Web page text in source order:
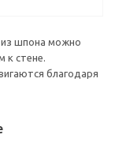
из шпона можно
к стене.
благодаря